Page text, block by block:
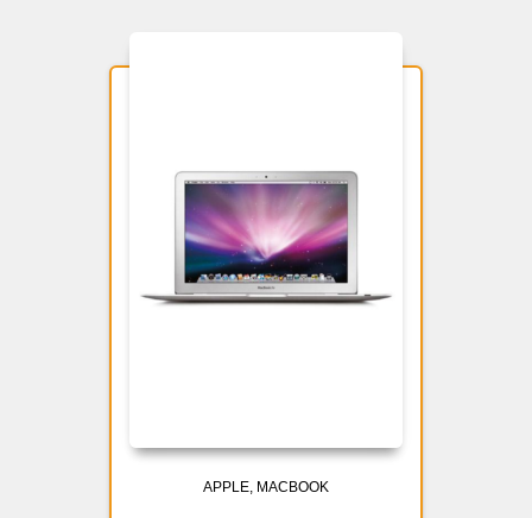
APPLE MACBOOK